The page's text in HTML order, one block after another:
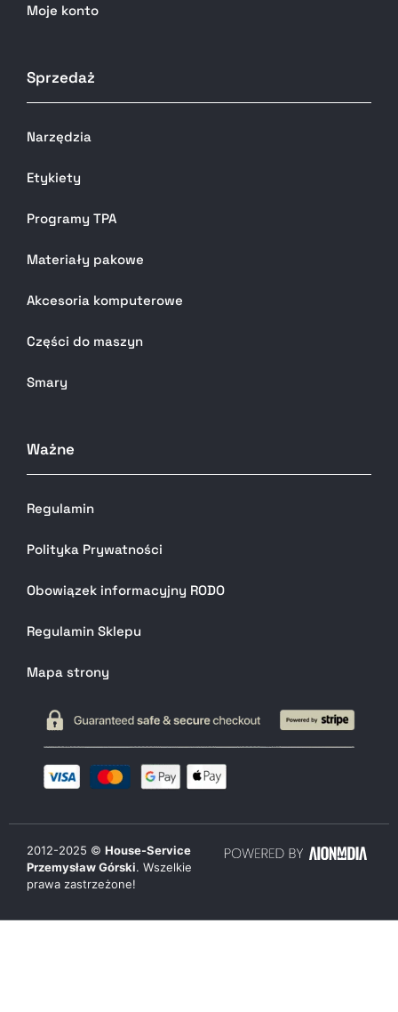
Moje konto
Sprzedaż
Narzędzia
Etykiety
Programy TPA
Materiały pakowe
Akcesoria komputerowe
Części do maszyn
Smary
Ważne
Regulamin
Polityka Prywatności
Obowiązek informacyjny RODO
Regulamin Sklepu
Mapa strony
2012-2025 © House-Service
Przemysław Górski. Wszelkie
prawa zastrzeżone!